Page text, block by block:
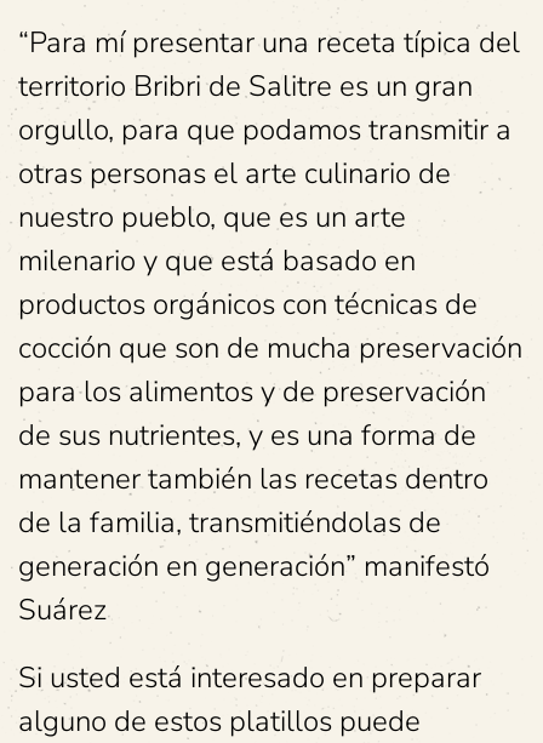
“Para mí presentar una receta típica del
territorio Bribri de Salitre es un gran
orgullo, para que podamos transmitir a
otras personas el arte culinario de
nuestro pueblo, que es un arte
milenario y que está basado en
productos orgánicos con técnicas de
cocción que son de mucha preservación
para los alimentos y de preservación
de sus nutrientes, y es una forma de
mantener también las recetas dentro
de la familia, transmitiéndolas de
generación en generación” manifestó
Suárez
Si usted está interesado en preparar
alguno de estos platillos puede